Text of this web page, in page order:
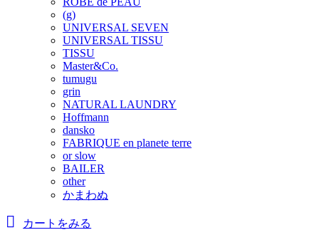
(g)
UNIVERSAL SEVEN
UNIVERSAL TISSU
TISSU
Master&Co.
tumugu
grin
NATURAL LAUNDRY
Hoffmann
dansko
FABRIQUE en planete terre
or slow
BAILER
other
かまわぬ
カートをみる